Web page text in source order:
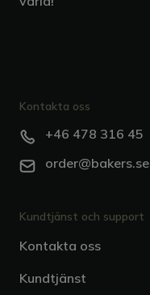
Kontakta oss
+46 478 316 45
order@bakers.se
Kundtjänst och support
Kontakta oss
Kundtjänst